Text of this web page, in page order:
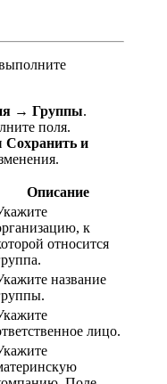
→ Группы.
поля.
Сохранить и
Описание
к
относится
название
лицо.